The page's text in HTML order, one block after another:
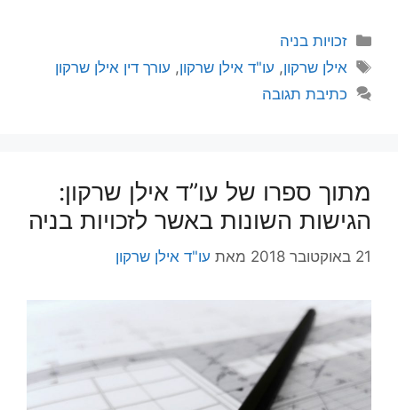
קטגוריות
זכויות בניה
תגיות
אילן שרקון, עו"ד אילן שרקון, עורך דין אילן שרקון
כתיבת תגובה
מתוך ספרו של עו”ד אילן שרקון:
הגישות השונות באשר לזכויות בניה
21 באוקטובר 2018 מאת עו"ד אילן שרקון